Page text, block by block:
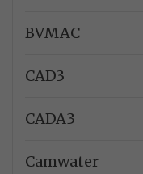
BVMAC
CAD3
CADA3
Camwater